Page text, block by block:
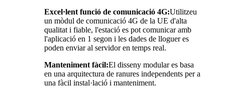
Excel·lent funció de comunicació 4G:Utilitzeu
un mòdul de comunicació 4G de la UE d'alta
qualitat i fiable, l'estació es pot comunicar amb
l'aplicació en 1 segon i les dades de lloguer es
poden enviar al servidor en temps real.
Manteniment fàcil:El disseny modular es basa
en una arquitectura de ranures independents per a
una fàcil instal·lació i manteniment.